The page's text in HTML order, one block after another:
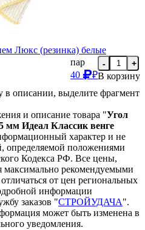
Люкс (резинка) белые
пар
40
₽
- +
В корзину
описании, выделите фрагмент
и описание товара "Угол
мм Идеал Классик венге
характер и не
определяемой положениями
Кодекса РФ. Все цены,
максимально рекомендуемыми
от цен региональных
информации
заказов "СТРОЙУДАЧА".
может быть изменена в
уведомления.